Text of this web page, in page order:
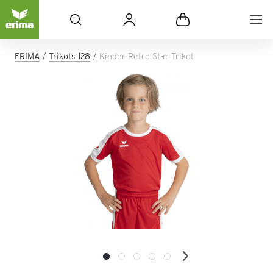
ERIMA Trikots 128 Kinder Retro Star Trikot